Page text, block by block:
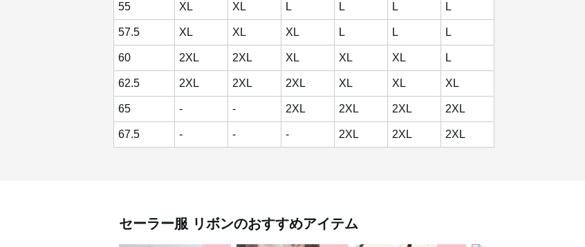
55 XL XL L L L L
57.5 XL XL XL L L L
60 2XL 2XL XL XL XL L
62.5 2XL 2XL 2XL XL XL XL
65 - - 2XL 2XL 2XL 2XL
67.5 - - - 2XL 2XL 2XL
セーラー服 リボンのおすすめアイテム